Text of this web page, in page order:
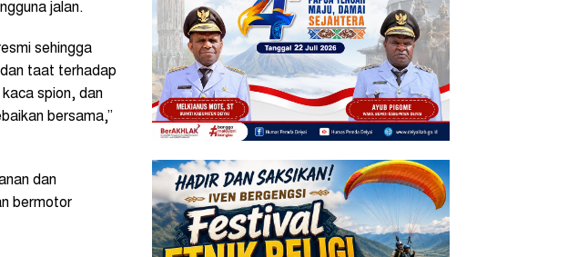
jalan.
sehingga
taat terhadap
spion, dan
bersama,”
dan
bermotor